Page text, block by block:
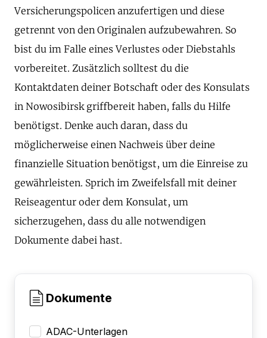
Versicherungspolicen anzufertigen und diese
getrennt von den Originalen aufzubewahren. So
bist du im Falle eines Verlustes oder Diebstahls
vorbereitet. Zusätzlich solltest du die
Kontaktdaten deiner Botschaft oder des Konsulats
in Nowosibirsk griffbereit haben, falls du Hilfe
benötigst. Denke auch daran, dass du
möglicherweise einen Nachweis über deine
finanzielle Situation benötigst, um die Einreise zu
gewährleisten. Sprich im Zweifelsfall mit deiner
Reiseagentur oder dem Konsulat, um
sicherzugehen, dass du alle notwendigen
Dokumente dabei hast.
Dokumente
ADAC-Unterlagen